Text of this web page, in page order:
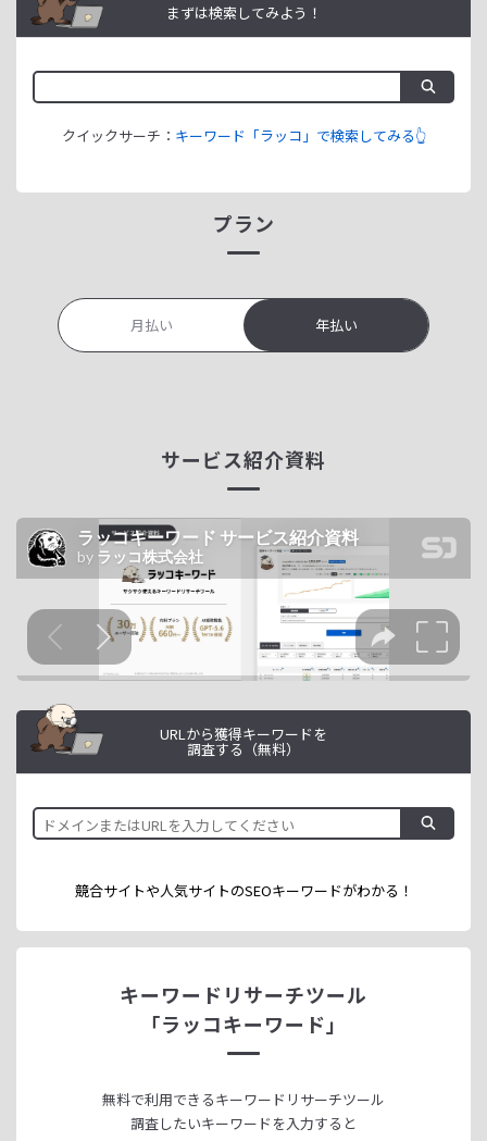
まずは検索してみよう！
クイックサーチ： キーワード「ラッコ」で検索してみる👆
プラン
月払い 年払い
サービス紹介資料
URLから獲得キーワードを
調査する（無料）
競合サイトや人気サイトのSEOキーワードがわかる！
キーワードリサーチツール
「ラッコキーワード」
無料で利用できるキーワードリサーチツール
調査したいキーワードを入力すると